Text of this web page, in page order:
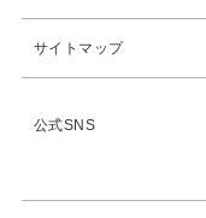
サイトマップ
公式SNS